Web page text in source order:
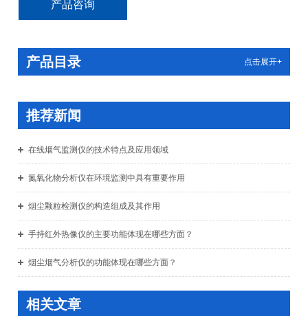
产品咨询
产品目录 点击展开+
推荐新闻
在线烟气监测仪的技术特点及应用领域
氮氧化物分析仪在环境监测中具有重要作用
烟尘颗粒检测仪的构造组成及其作用
手持红外热像仪的主要功能体现在哪些方面？
烟尘烟气分析仪的功能体现在哪些方面？
相关文章